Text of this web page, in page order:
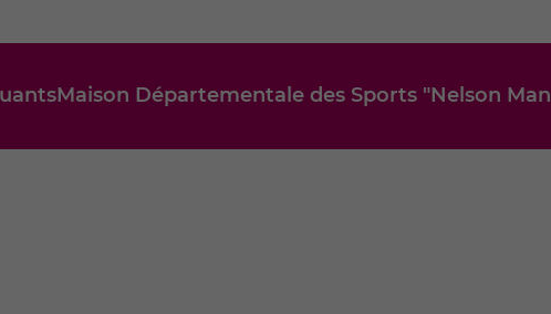
Maison Départementale des Sports "Nelson